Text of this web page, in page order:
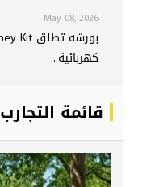
May 08, 2026
كهربائية...
قائمة التجارب